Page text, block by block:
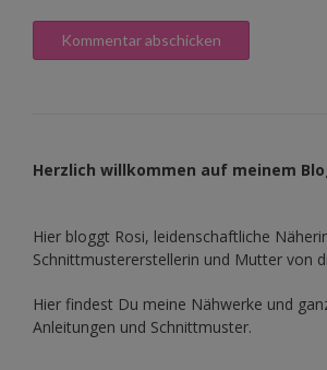
Herzlich willkommen auf meinem
Hier bloggt Rosi, leidenschaftliche
Schnittmustererstellerin und Mutter von
Hier findest Du meine Nähwerke und
Anleitungen und Schnittmuster.